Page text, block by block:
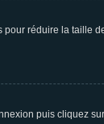
pour réduire la taille
puis cliquez sur